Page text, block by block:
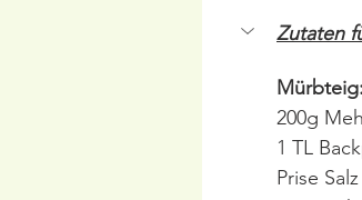
Zutaten
Mürbteig:
200g Mehl
1 TL
Prise Salz